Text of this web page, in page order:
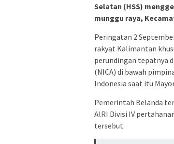
Selatan (HSS)
munggu raya,
Peringatan 2
rakyat Kalimantan
perundingan tepatnya
(NICA) di bawah
Indonesia saat itu
Pemerintah Belanda
AlRI Divisi IV
tersebut.